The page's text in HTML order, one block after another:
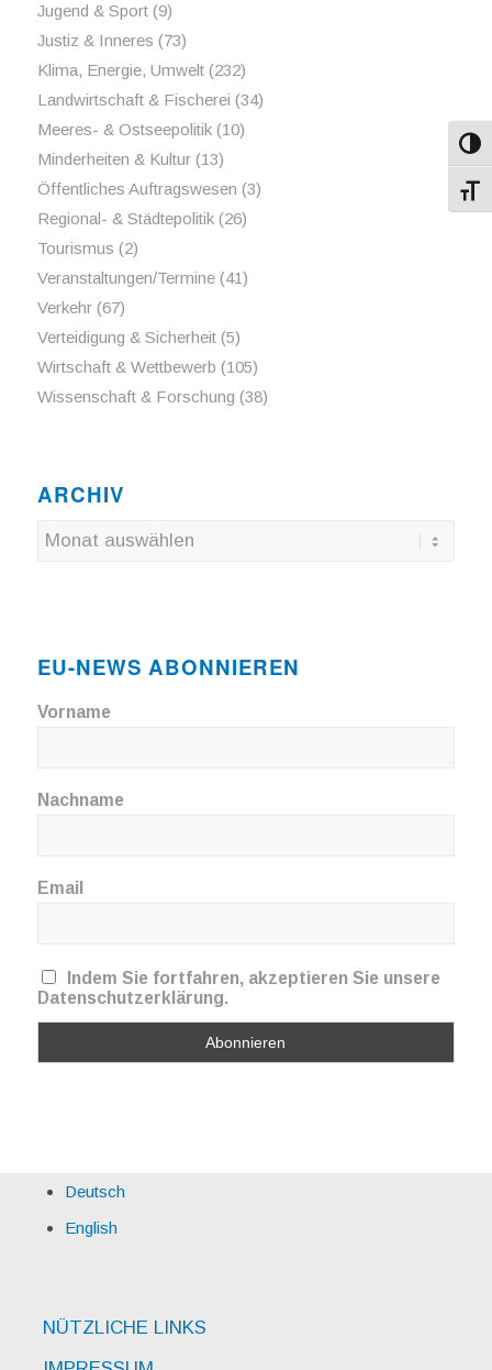
Jugend & Sport(9)
Justiz & Inneres (73)
Klima, Energie, Umwelt(232)
Landwirtschaft & Fischerei (34)
Meeres- & Ostseepolitik(10)
Minderheiten & Kultur(13)
Öffentliches Auftragswesen (3)
Regional- & Städtepolitik(26)
Tourismus (2)
Veranstaltungen/Termine(41)
Verkehr(67)
Verteidigung & Sicherheit(5)
Wirtschaft & Wettbewerb (105)
Wissenschaft & Forschung (38)
ARCHIV
EU-NEWS ABONNIEREN
Vorname
Nachname
Email
Indem Sie fortfahren, akzeptieren Sie unsere
Datenschutzerklärung.
Deutsch
English
NÜTZLICHE LINKS